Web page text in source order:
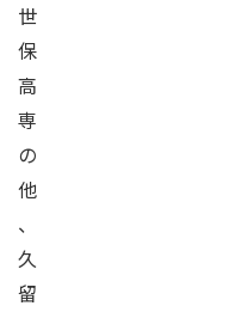
世
保
高
専
の
他
、
久
留